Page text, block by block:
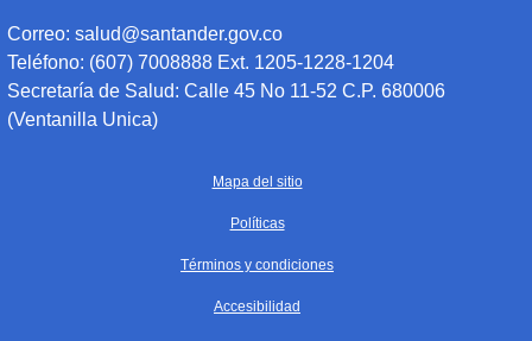
Correo: salud@santander.gov.co
Teléfono: (607) 7008888 Ext. 1205-1228-1204
Secretaría de Salud: Calle 45 No 11-52 C.P. 680006
(Ventanilla Unica)
Mapa del sitio
Políticas
Términos y condiciones
Accesibilidad